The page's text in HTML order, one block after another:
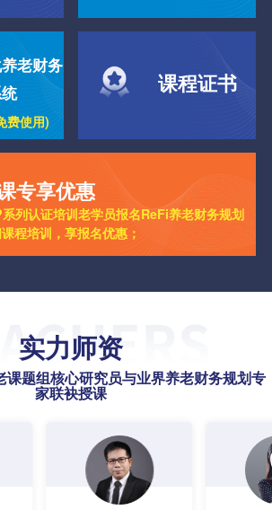
老财务
费使用)
课程证书
专享优惠
列认证培训老学员报名ReFi养老财务规划
程培训，享报名优惠；
实力师资
题组核心研究员与业界养老财务规划专
家联袂授课